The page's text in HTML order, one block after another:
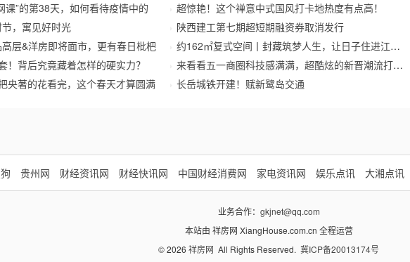
课”的第38天，如何看待疫情中的
，寓见好时光
层&洋房即将面市，更有春日枇杷
！背后究竟藏着怎样的硬实力？
央著的花看完，这个春天才算圆满
超惊艳！这个禅意中式国风打卡地热度有点高！
陕西建工第七期超短期融资券取消发行
约162㎡复式空间丨封藏筑梦人生，让日子住进江南里
来看看五一商圈科技感满满，超酷炫的新晋潮流打卡地
长岳城铁开建！赋新鹭岛交通
贵州网 财经资讯网 财经快讯网 中国财经消费网 家电资讯网 娱乐点讯 大湘点讯
业务合作： gkjnet@qq.com
本站由 祥房网 XiangHouse.com.cn 全程运营
© 2026 祥房网 All Rights Reserved. 冀ICP备20013174号